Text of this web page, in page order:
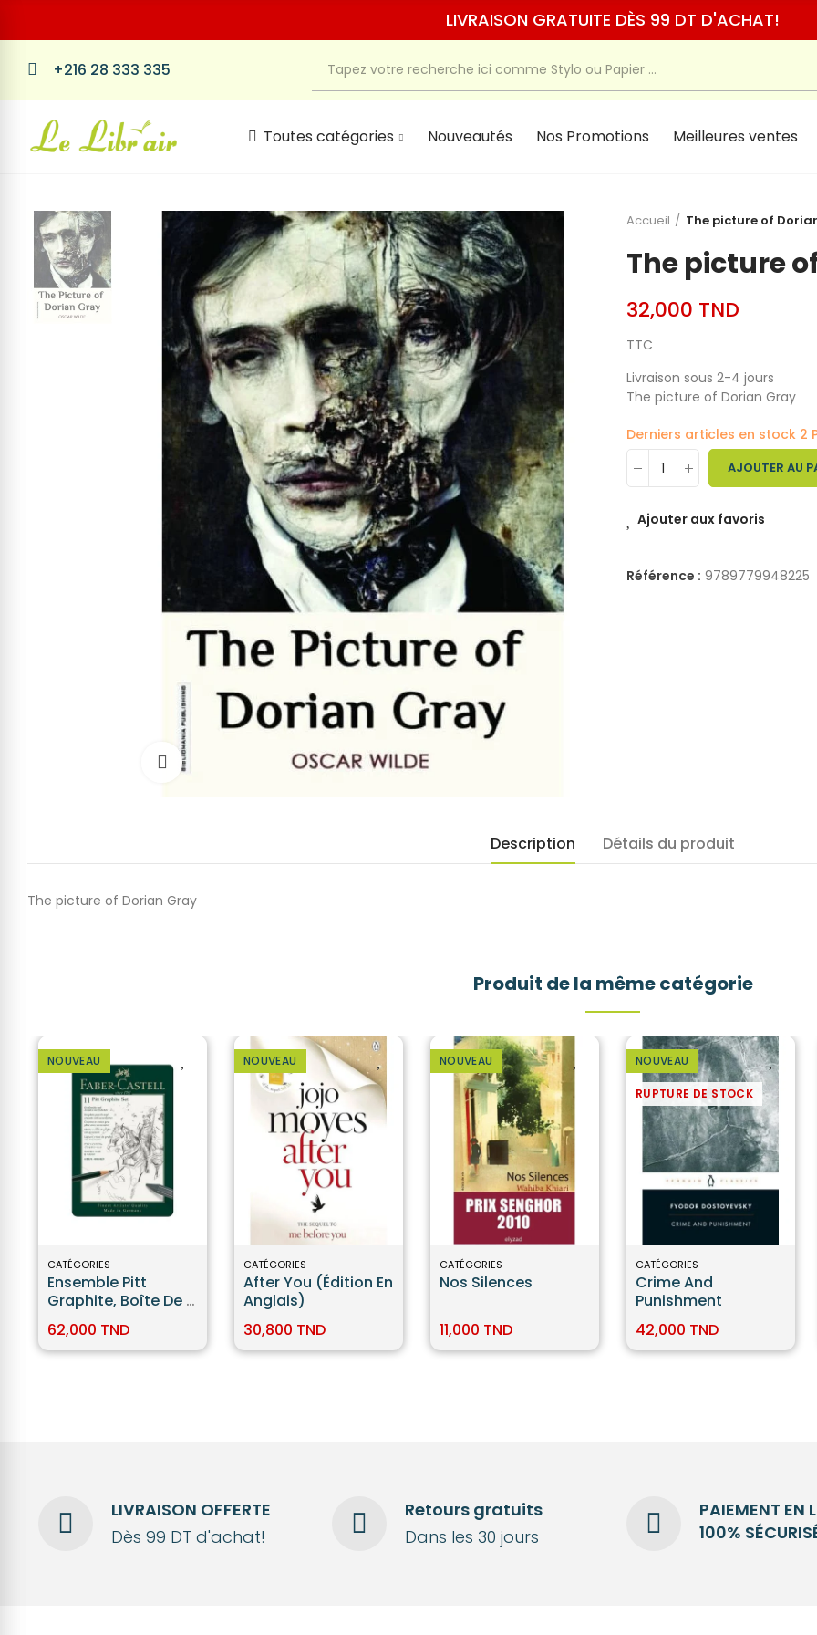
LIVRAISON GRATUITE DÈS 99 DT D'ACHAT!
+216 28 333 335
Toutes catégories Nouveautés Nos Promotions Meilleures ventes
Cliquez pour agrandir
Accueil The picture of
The picture
32,000 TND
TTC
Livraison sous 2-4 jours
The picture of Dorian Gray
Derniers articles en stock 2
AJOUTER AU
Ajouter aux favoris
Référence : 9789779948225
Description Détails du produit
The picture of Dorian Gray
Produit de la même catégorie
NOUVEAU
CATÉGORIES
Ensemble Pitt
Graphite, Boîte De 11
62,000 TND
NOUVEAU
CATÉGORIES
After You (édition En
Anglais)
30,800 TND
NOUVEAU
CATÉGORIES
Nos Silences
11,000 TND
NOUVEAU
RUPTURE DE STOCK
CATÉGORIES
Crime And
Punishment
42,000 TND
LIVRAISON OFFERTE
Dès 99 DT d'achat!
Retours gratuits
Dans les 30 jours
PAIEMENT EN
100%